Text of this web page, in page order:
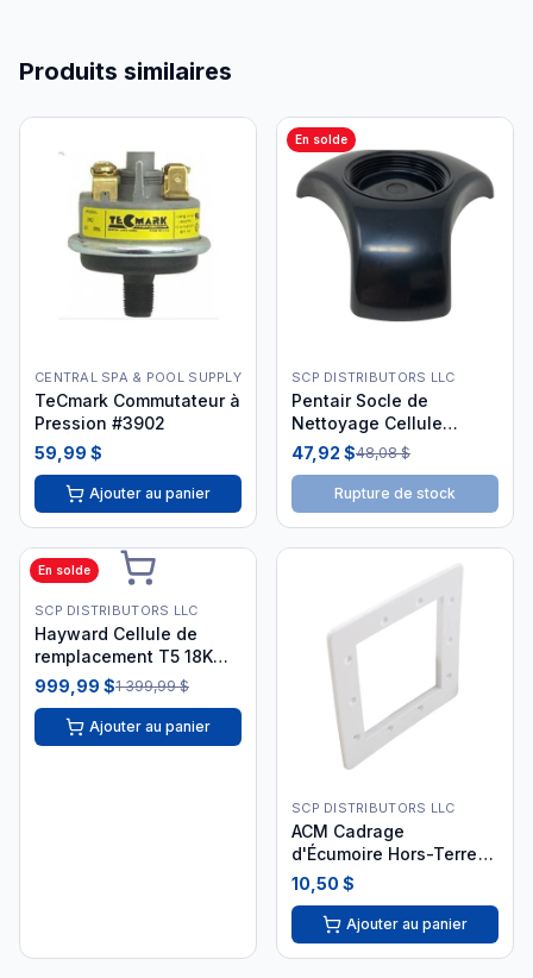
Produits similaires
CENTRAL SPA & POOL SUPPLY
TeCmark Commutateur à
Pression #3902
59,99 $
Ajouter au panier
En solde
SCP DISTRIBUTORS LLC
Pentair Socle de
Nettoyage Cellule
IntelliChlor 523103
47,92 $48,08 $
Rupture de stock
En solde
SCP DISTRIBUTORS LLC
Hayward Cellule de
remplacement T5 18K
gallons GLX-CELL-5
999,99 $1 399,99 $
Ajouter au panier
SCP DISTRIBUTORS LLC
ACM Cadrage
d'Écumoire Hors-Terre
Carré Face Plate
10,50 $
Ajouter au panier